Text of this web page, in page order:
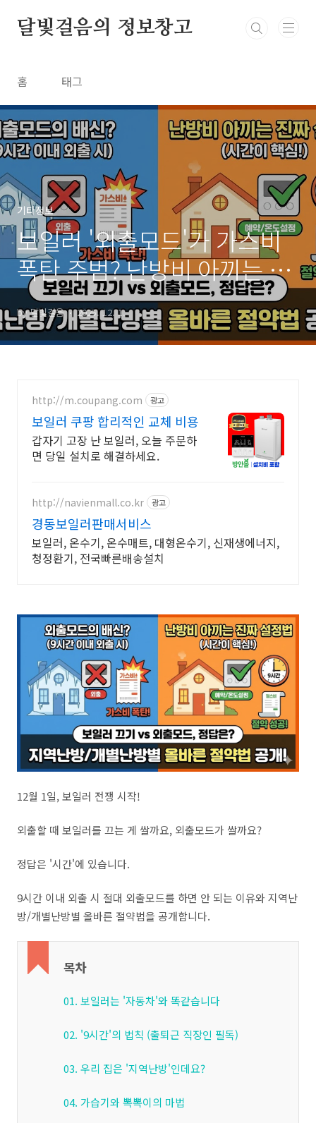
달빛걸음의 정보창고
홈 태그
기타정보
보일러 '외출모드'가 가스비
폭탄 주범? 난방비 아끼는 진
짜 설정법 (끄기 vs 외출)
by 달빛걸음 2025. 12. 1.
http://m.coupang.com 광고
보일러 쿠팡 합리적인 교체 비용
갑자기 고장 난 보일러, 오늘 주문하
면 당일 설치로 해결하세요.
http://navienmall.co.kr 광고
경동보일러판매서비스
보일러, 온수기, 온수매트, 대형온수기, 신재생에너지,
청정환기, 전국빠른배송설치
12월 1일, 보일러 전쟁 시작!
외출할 때 보일러를 끄는 게 쌀까요, 외출모드가 쌀까요?
정답은 '시간'에 있습니다.
9시간 이내 외출 시 절대 외출모드를 하면 안 되는 이유와 지역난
방/개별난방별 올바른 절약법을 공개합니다.
목차
01. 보일러는 '자동차'와 똑같습니다
02. '9시간'의 법칙 (출퇴근 직장인 필독)
03. 우리 집은 '지역난방'인데요?
04. 가습기와 뽁뽁이의 마법